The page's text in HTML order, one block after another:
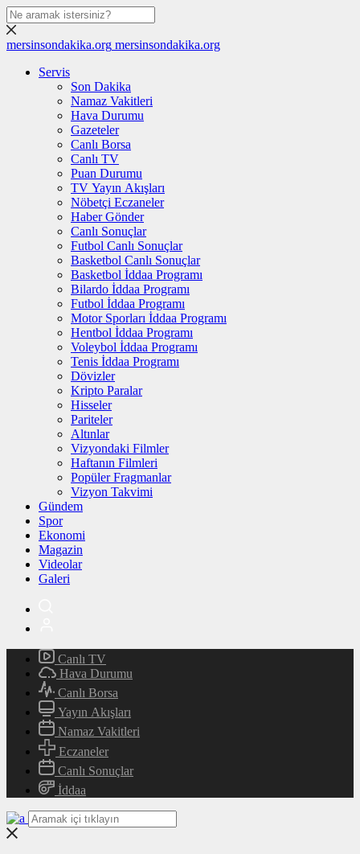
mersinsondakika.org mersinsondakika.org
Servis
Son Dakika
Namaz Vakitleri
Hava Durumu
Gazeteler
Canlı Borsa
Canlı TV
Puan Durumu
TV Yayın Akışları
Nöbetçi Eczaneler
Haber Gönder
Canlı Sonuçlar
Futbol Canlı Sonuçlar
Basketbol Canlı Sonuçlar
Basketbol İddaa Programı
Bilardo İddaa Programı
Futbol İddaa Programı
Motor Sporları İddaa Programı
Hentbol İddaa Programı
Voleybol İddaa Programı
Tenis İddaa Programı
Dövizler
Kripto Paralar
Hisseler
Pariteler
Altınlar
Vizyondaki Filmler
Haftanın Filmleri
Popüler Fragmanlar
Vizyon Takvimi
Gündem
Spor
Ekonomi
Magazin
Videolar
Galeri
Canlı TV
Hava Durumu
Canlı Borsa
Yayın Akışları
Namaz Vakitleri
Eczaneler
Canlı Sonuçlar
İddaa